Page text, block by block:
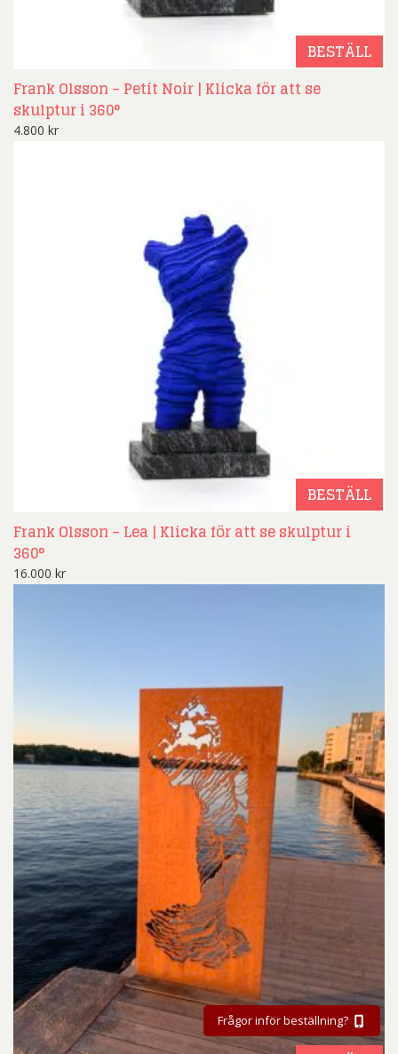
BESTÄLL
Frank Olsson – Petit Noir | Klicka för att se
skulptur i 360°
4.800 kr
BESTÄLL
Frank Olsson – Lea | Klicka för att se skulptur i
360°
16.000 kr
Frågor inför beställning?